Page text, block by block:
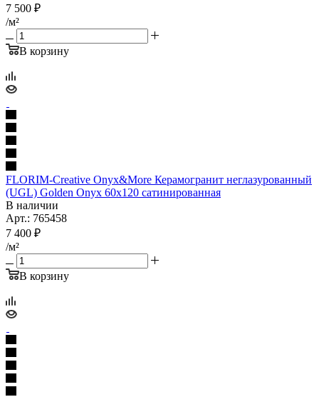
7 500 ₽
/м²
В корзину
FLORIM-Creative Onyx&More Керамогранит неглазурованный
(UGL) Golden Onyx 60x120 сатинированная
В наличии
Арт.: 765458
7 400 ₽
/м²
В корзину